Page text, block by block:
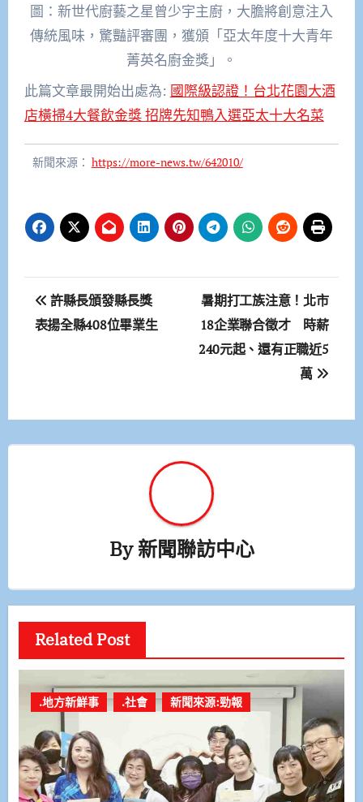
圖：新世代廚藝之星曾少宇主廚，大膽將創意注入
傳統風味，驚豔評審團，獲頒「亞太年度十大青年
菁英名廚金獎」。
此篇文章最開始出處為: 國際級認證！台北花園大酒
店橫掃4大餐飲金獎 招牌先知鴨入選亞太十大名菜
新聞來源： https://more-news.tw/642010/
文
章
許縣長頒發縣長獎
表揚全縣408位畢業生
暑期打工族注意！北市
18企業聯合徵才 時薪
240元起、還有正職近5
萬
By新聞聯訪中心
Related Post
.地方新鮮事 .社會 新聞來源:勁報